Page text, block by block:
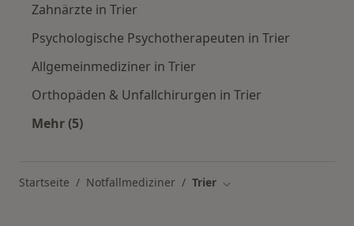
Zahnärzte in Trier
Psychologische Psychotherapeuten in Trier
Allgemeinmediziner in Trier
Orthopäden & Unfallchirurgen in Trier
Mehr (5)
Startseite Notfallmediziner Trier Stadt ändern